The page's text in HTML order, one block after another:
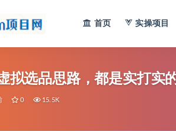
首页 实操项目
拟选品思路，都是实打实
0 15.5K